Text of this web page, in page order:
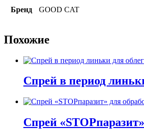
Бренд GOOD CAT
Похожие
Спрей в период
Спрей